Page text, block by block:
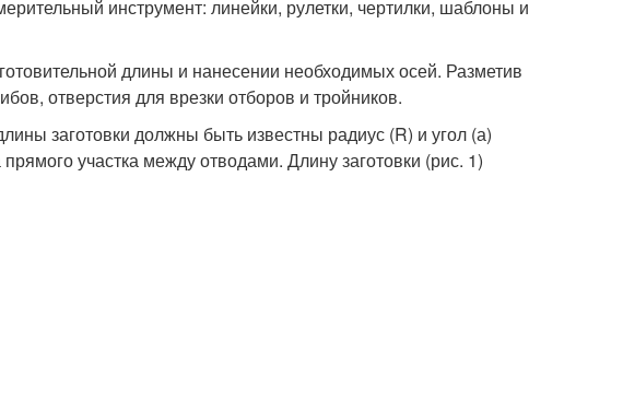
инструмент: линейки, рулетки, чертилки, шаблоны и
длины и нанесении необходимых осей. Разметив
отверстия для врезки отборов и тройников.
заготовки должны быть известны радиус (R) и угол (а)
участка между отводами. Длину заготовки (рис. 1)